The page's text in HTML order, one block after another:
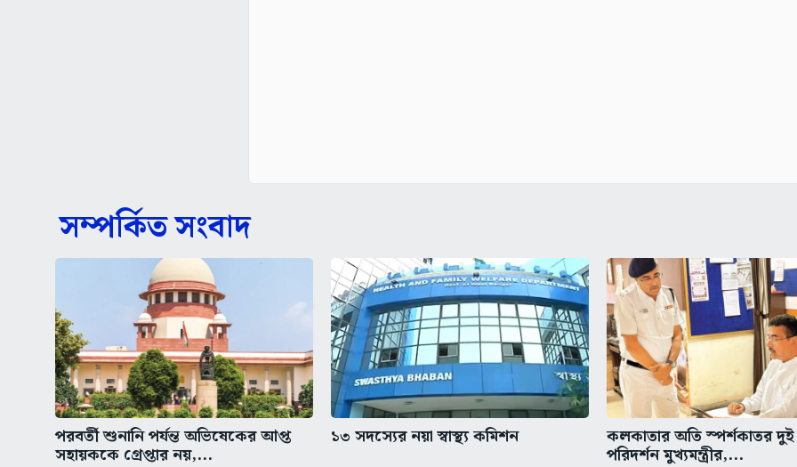
সম্পর্কিত সংবাদ
পরবর্তী শুনানি পর্যন্ত অভিষেকের আপ্ত
সহায়ককে গ্রেপ্তার নয়,...
১৩ সদস্যের নয়া স্বাস্থ্য কমিশন কলকাতার অতি স্পর্শকাতর দুই
পরিদর্শন মুখ্যমন্ত্রীর,...